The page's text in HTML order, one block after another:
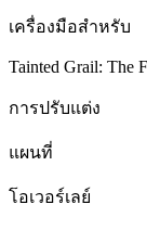
เครื่องมือสำหรับ
Tainted Grail: The
การปรับแต่ง
แผนที่
โอเวอร์เลย์